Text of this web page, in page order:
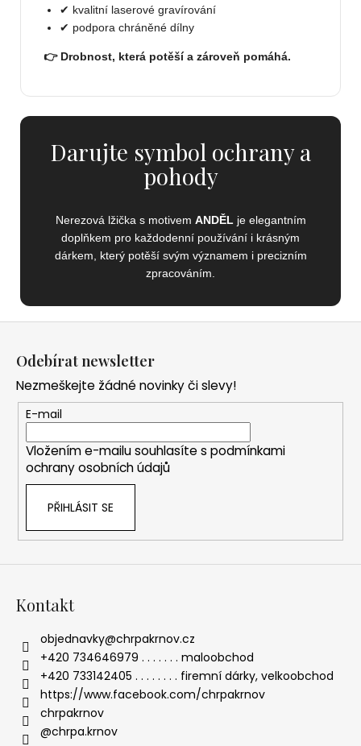
✔ kvalitní laserové gravírování
✔ podpora chráněné dílny
👉 Drobnost, která potěší a zároveň pomáhá.
Darujte symbol ochrany a
pohody
Nerezová lžička s motivem ANDĚL je elegantním
doplňkem pro každodenní používání i krásným
dárkem, který potěší svým významem i precizním
zpracováním.
Odebírat newsletter
Nezmeškejte žádné novinky či slevy!
E-mail
Vložením e-mailu souhlasíte s podmínkami
ochrany osobních údajů
PŘIHLÁSIT SE
Kontakt
objednavky@chrpakrnov.cz
+420 734646979 . . . . . . . maloobchod
+420 733142405 . . . . . . . . firemní dárky, velkoobchod
https://www.facebook.com/chrpakrnov
chrpakrnov
@chrpa.krnov